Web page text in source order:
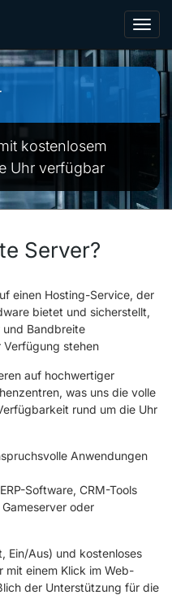
kostenlosem
Uhr verfügbar
Server?
einen Hosting-Service, der
bietet und sicherstellt,
und Bandbreite
Verfügung stehen
auf hochwertiger
was uns die volle
rund um die Uhr
Anwendungen
Software, CRM-Tools
oder
Ein/Aus) und kostenloses
mit einem Klick im Web-
der Unterstützung für die